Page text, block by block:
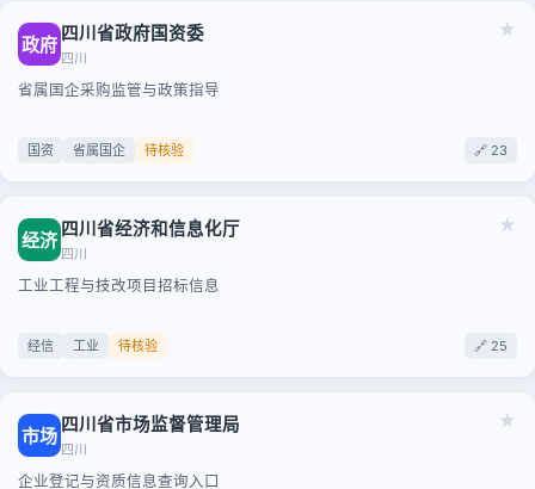
★
政府 四川省政府国资委
四川
省属国企采购监管与政策指导
国资 省属国企 待核验 🔗 23
★
经济 四川省经济和信息化厅
四川
工业工程与技改项目招标信息
经信 工业 待核验 🔗 25
★
市场 四川省市场监督管理局
四川
企业登记与资质信息查询入口